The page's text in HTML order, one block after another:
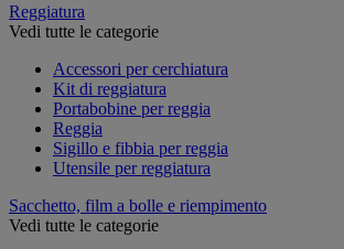
Reggiatura
Vedi tutte le categorie
Accessori per cerchiatura
Kit di reggiatura
Portabobine per reggia
Reggia
Sigillo e fibbia per reggia
Utensile per reggiatura
Sacchetto, film a bolle e riempimento
Vedi tutte le categorie